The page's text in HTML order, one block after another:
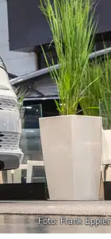
Foto: Frank Eppler